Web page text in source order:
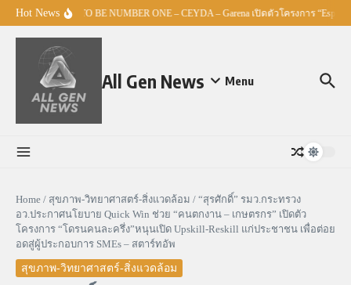
Skip to content
Hot Newsศธ. – TO BE NUMBER ONE – CEYDA – Garena เปิดตัวโครงการ
All Gen News Menu
Home / สุขภาพ-วิทยาศาสตร์-สิ่งแวดล้อม / “สุรศักดิ์” รมว.กระทรวง
อว.ประกาศนโยบาย Quick Win ช่วย “คนตกงาน – เกษตรกร” เปิดตัว
โครงการ “โดรนคนละครึ่ง”หนุนเปิด Upskill-Reskill แก่ประชาชน เพื่อต่อย
อดสู่ผู้ประกอบการ SMEs – สตาร์ทอัพ
สุขภาพ-วิทยาศาสตร์-สิ่งแวดล้อม